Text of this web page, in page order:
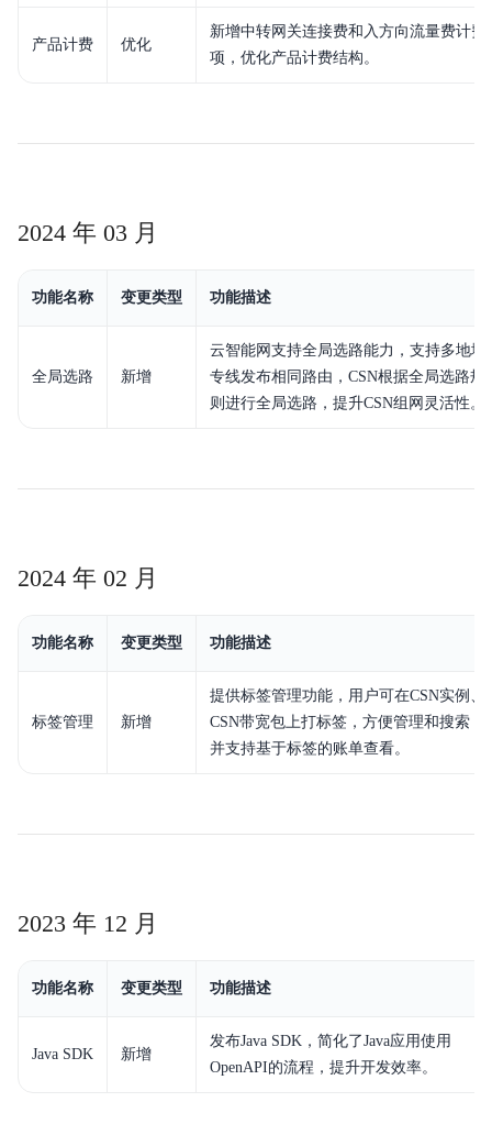
产品计费 优化
新增中转网关连接费和入方向流量费计费
项，优化产品计费结构。
2024 年 03 月
功能名称 变更类型 功能描述
全局选路 新增
云智能网支持全局选路能力，支持多地域
专线发布相同路由，CSN根据全局选路规
则进行全局选路，提升CSN组网灵活性。
2024 年 02 月
功能名称 变更类型 功能描述
标签管理 新增
提供标签管理功能，用户可在CSN实例、
CSN带宽包上打标签，方便管理和搜索，
并支持基于标签的账单查看。
2023 年 12 月
功能名称 变更类型 功能描述
Java SDK 新增
发布Java SDK，简化了Java应用使用
OpenAPI的流程，提升开发效率。